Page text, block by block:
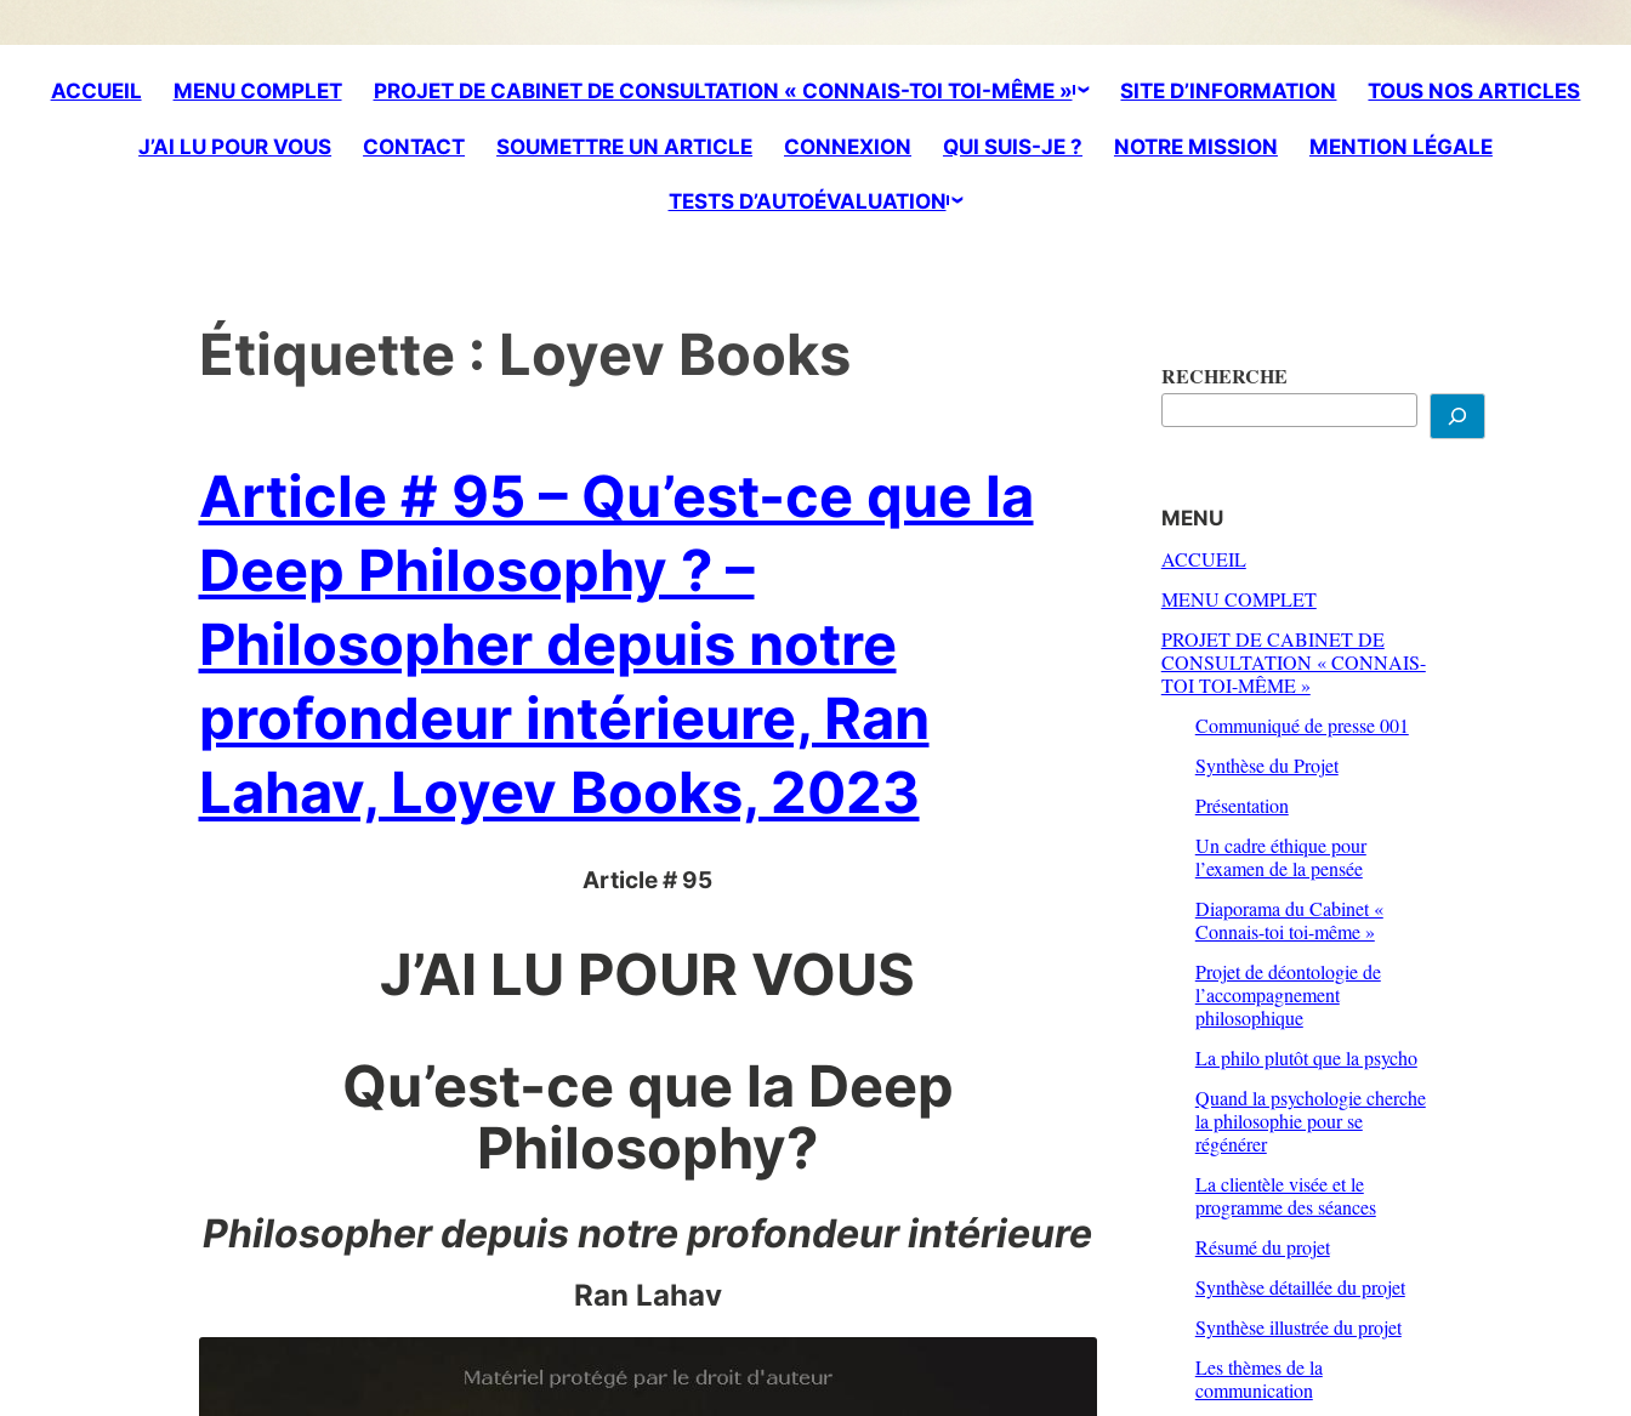
content
ACCUEIL MENU COMPLET PROJET DE CABINET DE CONSULTATION « CONNAIS-TOI TOI-MÊME » SITE D’INFORMATION TOUS NOS ARTICLES
J’AI LU POUR VOUS CONTACT SOUMETTRE UN ARTICLE CONNEXION QUI SUIS-JE ? NOTRE MISSION MENTION LÉGALE
TESTS D’AUTOÉVALUATION
Étiquette : Loyev Books
Article # 95 – Qu’est-ce que la
Deep Philosophy ? –
Philosopher depuis notre
profondeur intérieure, Ran
Lahav, Loyev Books, 2023
Article # 95
J’AI LU POUR VOUS
Qu’est-ce que la Deep
Philosophy?
Philosopher depuis notre profondeur intérieure
Ran Lahav
RECHERCHE
MENU
ACCUEIL
MENU COMPLET
PROJET DE CABINET DE
CONSULTATION « CONNAIS-
TOI TOI-MÊME »
Communiqué de presse 001
Synthèse du Projet
Présentation
Un cadre éthique pour
l’examen de la pensée
Diaporama du Cabinet «
Connais-toi toi-même »
Projet de déontologie de
l’accompagnement
philosophique
La philo plutôt que la psycho
Quand la psychologie cherche
la philosophie pour se
régénérer
La clientèle visée et le
programme des séances
Résumé du projet
Synthèse détaillée du projet
Synthèse illustrée du projet
Les thèmes de la
communication